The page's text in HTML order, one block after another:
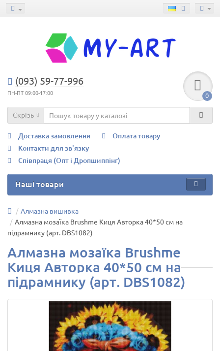
(093) 59-77-996
ПН-ПТ 09:00-17:00 0
Скрізь
Доставка замовлення
Оплата товару
Контакти для зв'язку
Співпраця (Опт і Дропшиппінг)
Наші товари
Алмазна вишивка
Алмазна мозаїка Brushme Киця Авторка 40*50 см на
підрамнику (арт. DBS1082)
Алмазна мозаїка Brushme
Киця Авторка 40*50 см на
підрамнику (арт. DBS1082)